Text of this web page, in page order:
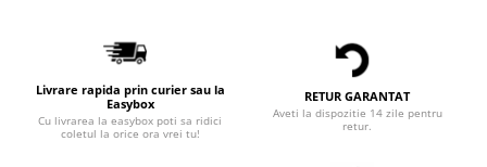
Livrare rapida prin curier sau la
Easybox
Cu livrarea la easybox poti sa ridici
coletul la orice ora vrei tu!
RETUR GARANTAT
Aveti la dispozitie 14 zile pentru
retur.